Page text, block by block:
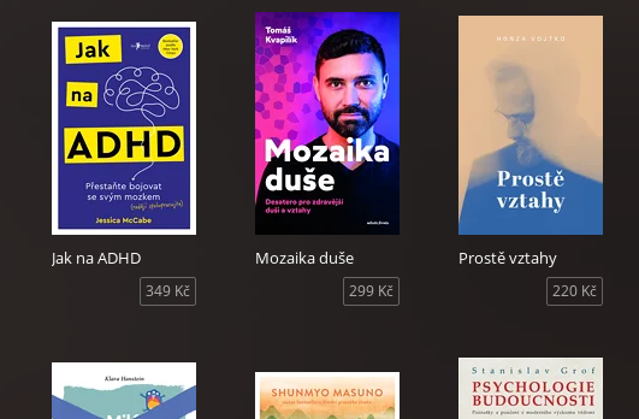
Jak na ADHD
349 Kč
Mozaika duše
299 Kč
Prostě vztahy
220 Kč